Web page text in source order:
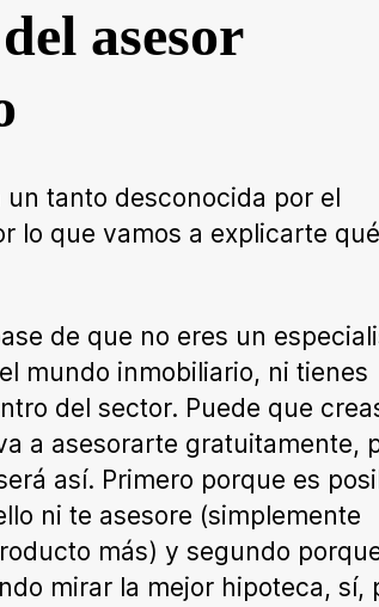
asesor
tanto desconocida por el
lo que vamos a explicarte
de que no eres un
mundo inmobiliario, ni tienes
del sector. Puede que
a asesorarte gratuitamente,
así. Primero porque es
ni te asesore (simplemente
más) y segundo
mirar la mejor hipoteca, sí,